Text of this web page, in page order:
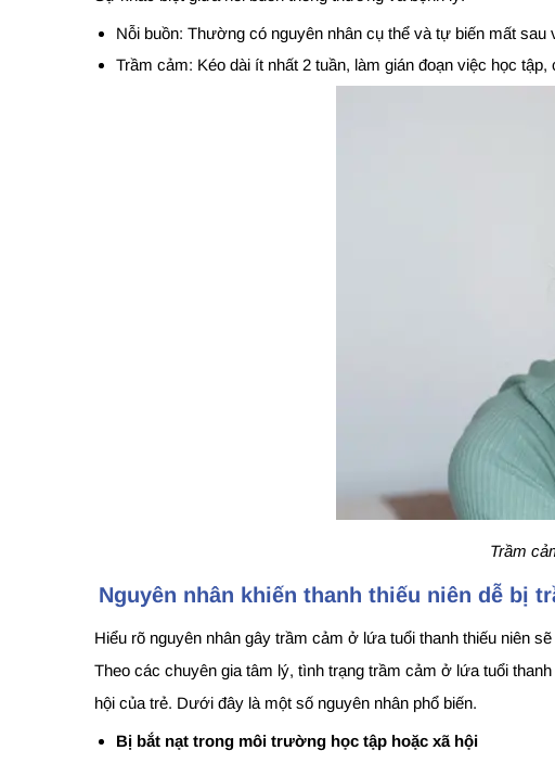
Nỗi buồn: Thường có nguyên nhân cụ thể và tự biến mất sau
Trầm cảm: Kéo dài ít nhất 2 tuần, làm gián đoạn việc học
Trầm
Nguyên nhân khiến thanh thiếu niên dễ bị
Hiểu rõ nguyên nhân gây trầm cảm ở lứa tuổi thanh thiếu niên
Theo các chuyên gia tâm lý, tình trạng trầm cảm ở lứa tuổi
hội của trẻ. Dưới đây là một số nguyên nhân phổ biến.
Bị bắt nạt trong môi trường học tập hoặc xã hội